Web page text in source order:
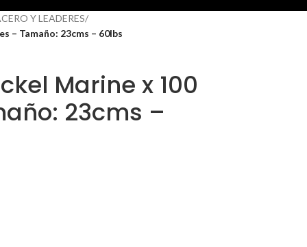
Y LEADERES/
– Tamaño: 23cms – 60lbs
Marine x 100
23cms –